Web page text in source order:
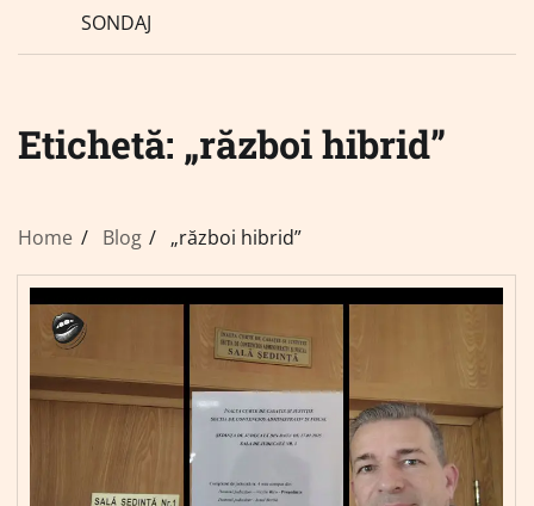
SONDAJ
Etichetă: „război hibrid”
Home Blog „război hibrid”